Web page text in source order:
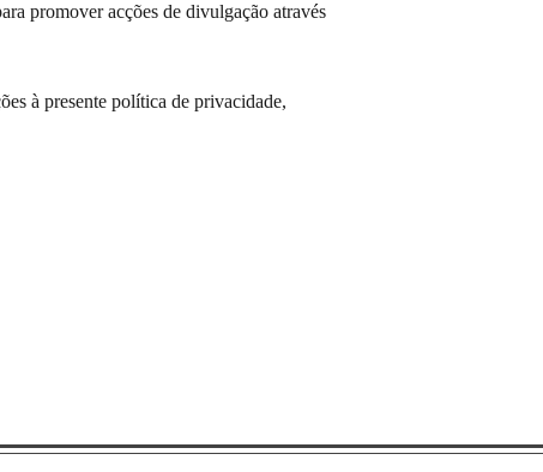
promover acções de divulgação através
à presente política de privacidade,